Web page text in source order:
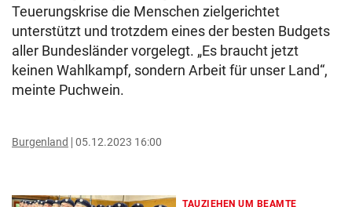
Teuerungskrise die Menschen zielgerichtet
unterstützt und trotzdem eines der besten Budgets
aller Bundesländer vorgelegt. „Es braucht jetzt
keinen Wahlkampf, sondern Arbeit für unser Land“,
meinte Puchwein.
Burgenland 05.12.2023 16:00
TAUZIEHEN UM BEAMTE